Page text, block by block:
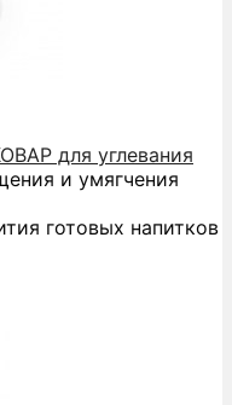
для углевания
и умягчения
готовых напитков